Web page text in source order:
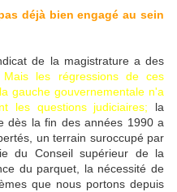
déjà bien engagé au sein
de la magistrature a des
Mais les régressions de ces
gauche gouvernementale n'a
les questions judiciaires; la
dès la fin des années 1990 a
un terrain suroccupé par
du Conseil supérieur de la
du parquet, la nécessité de
que nous portons depuis